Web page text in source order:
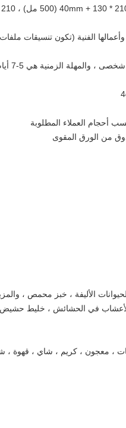
الأليفة ، خبز محمص ،
في الحشائش ، خليط حشيض
، معجون ، كريم ، شاي ، قهوة ،